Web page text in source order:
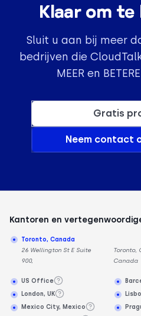
Klaar om te
Sluit u aan bij meer
bedrijven die
MEER en
Gratis
Neem contact
Kantoren en
Toronto, Canada
26 Wellington St E Suite
900,
Toronto,
Canada
US Office
London, UK
Mexico City, Mexico